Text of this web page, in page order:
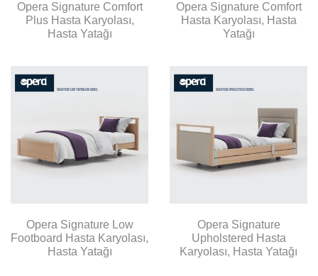
Opera Signature Comfort
Plus Hasta Karyolası,
Hasta Yatağı
Opera Signature Comfort
Hasta Karyolası, Hasta
Yatağı
Opera Signature Low
Footboard Hasta Karyolası,
Hasta Yatağı
Opera Signature
Upholstered Hasta
Karyolası, Hasta Yatağı